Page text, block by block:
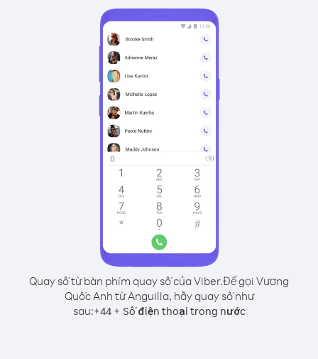
Quay số từ bàn phím quay số của Viber.Để gọi Vương
Quốc Anh từ Anguilla, hãy quay số như
sau:+44+ Số điện thoại trong nước